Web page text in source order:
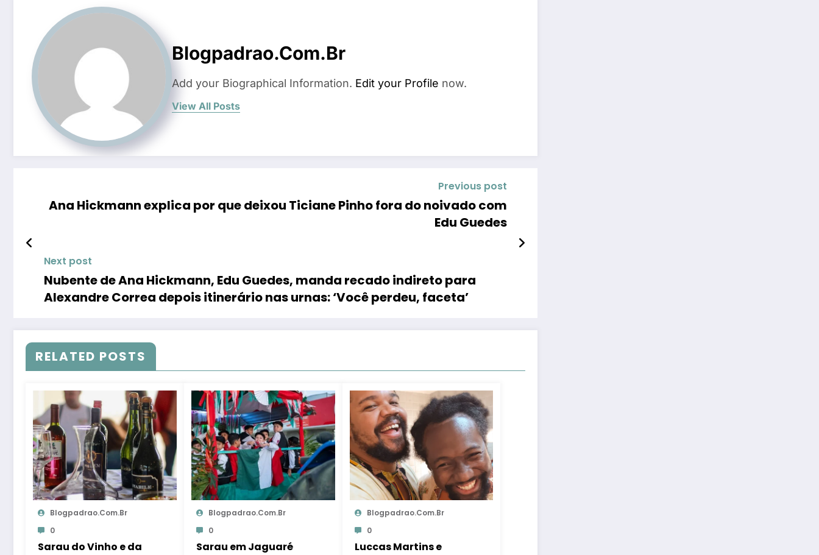
Blogpadrao.com.br
Add your Biographical Information. Edit your Profile now.
View All Posts
Previous post
Ana Hickmann explica por que deixou Ticiane Pinho fora do noivado com
Edu Guedes
Next post
Nubente de Ana Hickmann, Edu Guedes, manda recado indireto para
Alexandre Correa depois itinerário nas urnas: ‘Você perdeu, faceta’
RELATED POSTS
Blogpadrao.com.br
0
Sarau do Vinho e da
Blogpadrao.com.br
0
Sarau em Jaguaré
Blogpadrao.com.br
0
Luccas Martins e